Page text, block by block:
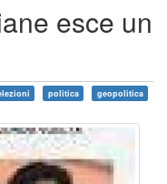
esce un
politica geopolitica